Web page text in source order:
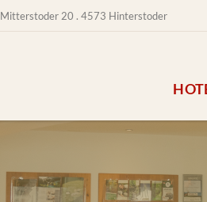
Mitterstoder 20 . 4573 Hinterstoder